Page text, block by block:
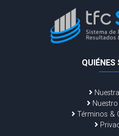
QUIÉNES
Nuestro
Términos &